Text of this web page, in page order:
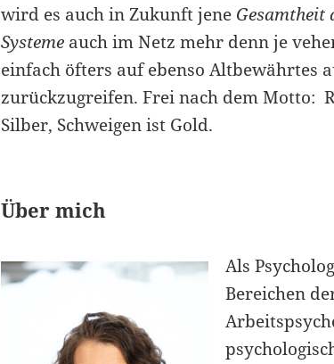
wird es auch in Zukunft jene Gesamtheit
Systeme auch im Netz mehr denn je
einfach öfters auf ebenso Altbewährtes
zurückzugreifen. Frei nach dem Motto:
Silber, Schweigen ist Gold.
Über mich
Als
Bereichen